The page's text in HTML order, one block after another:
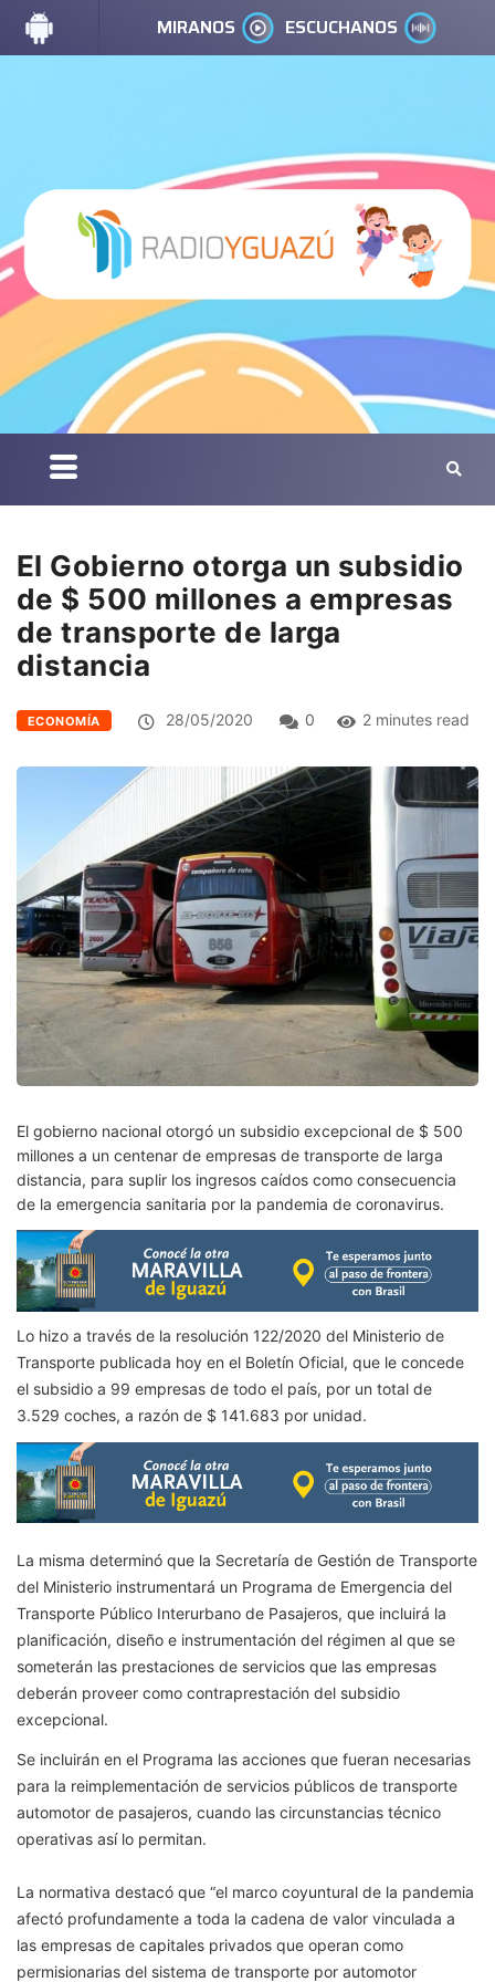
MIRANOS ESCUCHANOS
El Gobierno otorga un subsidio
de $ 500 millones a empresas
de transporte de larga
distancia
ECONOMÍA 28/05/2020 0 2 minutes read
El gobierno nacional otorgó un subsidio excepcional de $ 500
millones a un centenar de empresas de transporte de larga
distancia, para suplir los ingresos caídos como consecuencia
de la emergencia sanitaria por la pandemia de coronavirus.
Lo hizo a través de la resolución 122/2020 del Ministerio de
Transporte publicada hoy en el Boletín Oficial, que le concede
el subsidio a 99 empresas de todo el país, por un total de
3.529 coches, a razón de $ 141.683 por unidad.
La misma determinó que la Secretaría de Gestión de Transporte
del Ministerio instrumentará un Programa de Emergencia del
Transporte Público Interurbano de Pasajeros, que incluirá la
planificación, diseño e instrumentación del régimen al que se
someterán las prestaciones de servicios que las empresas
deberán proveer como contraprestación del subsidio
excepcional.
Se incluirán en el Programa las acciones que fueran necesarias
para la reimplementación de servicios públicos de transporte
automotor de pasajeros, cuando las circunstancias técnico
operativas así lo permitan.
La normativa destacó que “el marco coyuntural de la pandemia
afectó profundamente a toda la cadena de valor vinculada a
las empresas de capitales privados que operan como
permisionarias del sistema de transporte por automotor